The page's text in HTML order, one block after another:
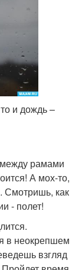
и дождь –
рамами
А мох-то,
Смотришь, как
- полет!
в неокрепшем
взгляд